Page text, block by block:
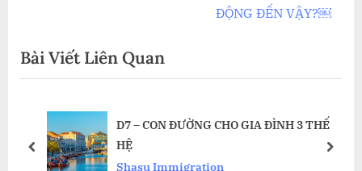
viết
o
u
o
t
P
s
t
ĐỘNG ĐẾN VẬY?￼
Bài Viết Liên Quan
D7 – CON ĐƯỜNG CHO GIA ĐÌNH 3 THẾ
HỆ
Shasu Immigration
prev next